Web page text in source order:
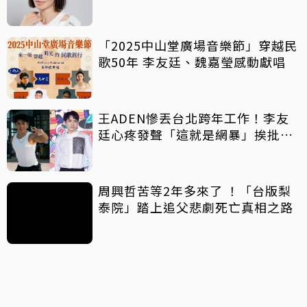
「2025中山堂廣場音樂節」穿越民
歌50年 李友廷、魏嘉瑩感動獻唱
王ADEN慘丟台北跨年工作！李友
廷心疼發聲「這就是網暴」挨批秒
周興哲苦等2年多來了 ！「台版梨
泰院」踏上追父悲劇死亡真相之路